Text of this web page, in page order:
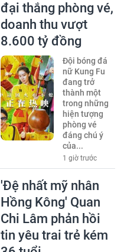
đại thắng phòng vé,
doanh thu vượt
8.600 tỷ đồng
Đội bóng đá
nữ Kung Fu
đang trở
thành một
trong những
hiện tượng
phòng vé
đáng chú ý
của...
1 giờ trước
'Đệ nhất mỹ nhân
Hồng Kông' Quan
Chi Lâm phản hồi
tin yêu trai trẻ kém